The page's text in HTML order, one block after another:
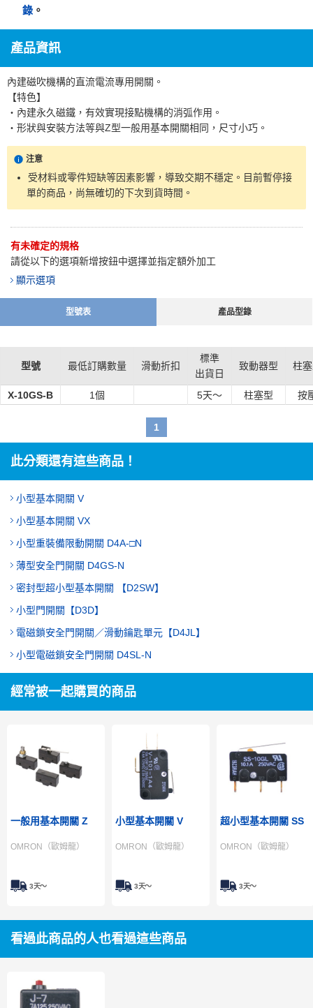
錄 。
產品資訊
內建磁吹機構的直流電流專用開關。
【特色】
・內建永久磁鐵，有效實現接點機構的消弧作用。
・形狀與安裝方法等與Z型一般用基本開關相同，尺寸小巧。
注意
受材料或零件短缺等因素影響，導致交期不穩定。目前暫停接
單的商品，尚無確切的下次到貨時間。
有未確定的規格
請從以下的選項新增按鈕中選擇並指定額外加工
顯示選項
型號表 產品型錄
型號 最低訂購數量 滑動折扣
標準
出貨日
致動器型 柱
X-10GS-B 1個 5天～ 柱塞型 按
1
此分類還有這些商品！
小型基本開關 V
小型基本開關 VX
小型重裝備限動開關 D4A-□N
薄型安全門開關 D4GS-N
密封型超小型基本開關 【D2SW】
小型門開關【D3D】
電磁鎖安全門開關／滑動鑰匙單元【D4JL】
小型電磁鎖安全門開關 D4SL-N
經常被一起購買的商品
一般用基本開關 Z
OMRON（歐姆龍）
3天～
小型基本開關 V
OMRON（歐姆龍）
3天～
超小型基本開關 SS
OMRON（歐姆龍）
3天～
看過此商品的人也看過這些商品